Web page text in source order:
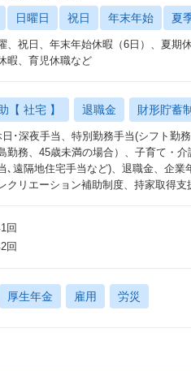
日曜日 祝日 年末年始 夏
、祝日、年末年始休暇（6日）、夏期
暇、育児休職など
【 社宅 】 退職金 財形貯蓄
日･深夜手当、特別勤務手当(シフト勤
勤務、45歳未満の場合）、子育て・
､遠隔地住宅手当など)、退職金、企
クリエーション補助制度、持家取得支
回
回
厚生年金 雇用 労災